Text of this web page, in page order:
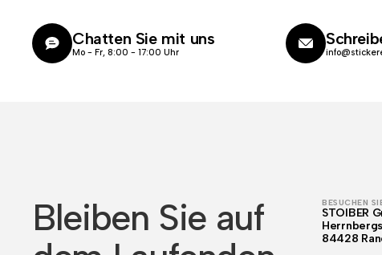
Chatten Sie mit uns
Mo - Fr, 8:00 - 17:00 Uhr
Bleiben Sie auf
BESUCHEN
STOIBER
84428